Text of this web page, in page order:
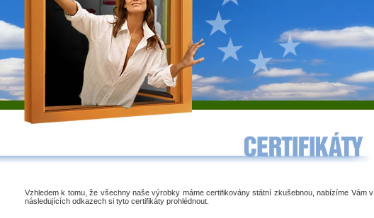
Vzhledem k tomu, že všechny naše výrobky máme certifikovány státní zkušebnou, nabízíme Vám v
následujících odkazech si tyto certifikáty prohlédnout.